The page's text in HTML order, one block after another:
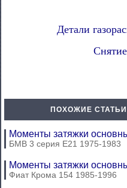
Детали
ПОХОЖИЕ
Моменты затяжки
БМВ 3 серия Е21 1975-1983
Моменты затяжки
Фиат Крома 154 1985-1996